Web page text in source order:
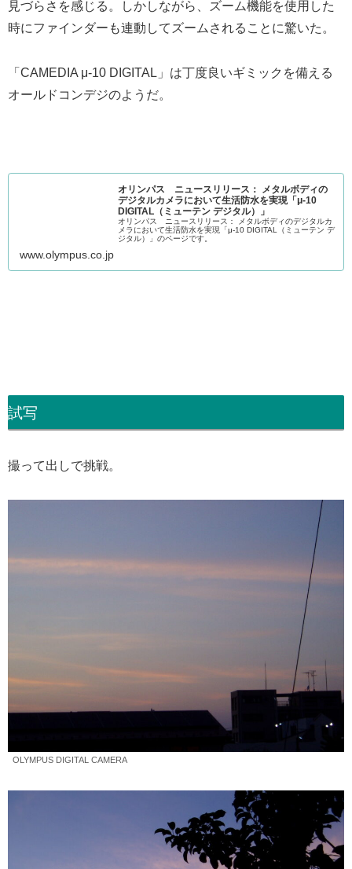
見づらさを感じる。しかしながら、ズーム機能を使用した
時にファインダーも連動してズームされることに驚いた。
「CAMEDIA μ-10 DIGITAL」は丁度良いギミックを備える
オールドコンデジのようだ。
オリンパス ニュースリリース： メタルボディの
デジタルカメラにおいて生活防水を実現「μ-10
DIGITAL（ミューテン デジタル）」
オリンパス ニュースリリース： メタルボディのデジタルカ
メラにおいて生活防水を実現「μ-10 DIGITAL（ミューテン デ
ジタル）」のページです。
www.olympus.co.jp
試写
撮って出しで挑戦。
OLYMPUS DIGITAL CAMERA